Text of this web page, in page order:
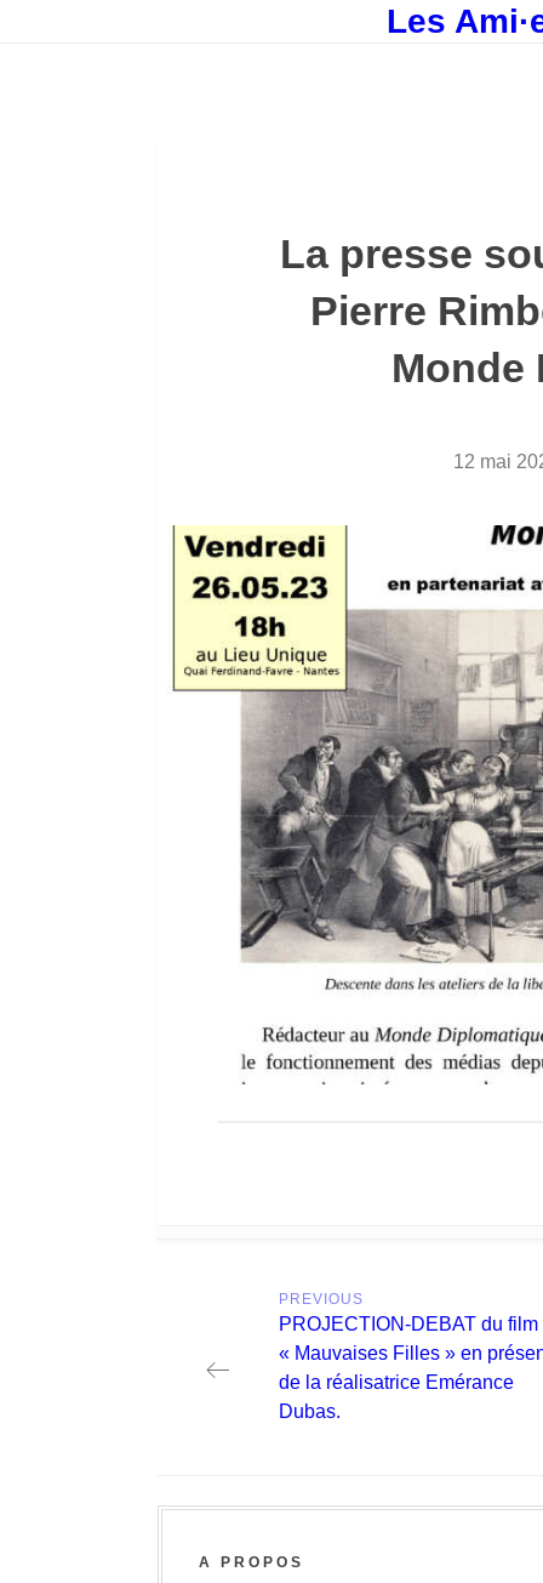
Les
La presse
Pierre
Monde
12 mai
navigation
PREVIOUS
Previous
post:
PROJECTION-DEBAT du film
« Mauvaises Filles » en
de la réalisatrice Emérance
Dubas.
A PROPOS